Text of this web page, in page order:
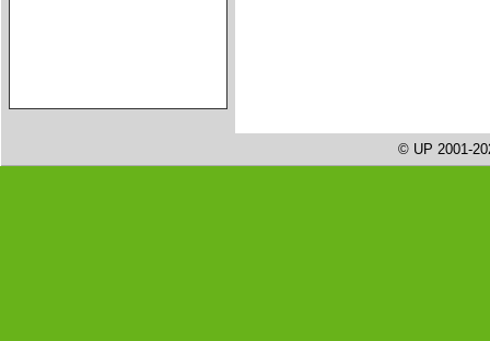
© UP 2001-